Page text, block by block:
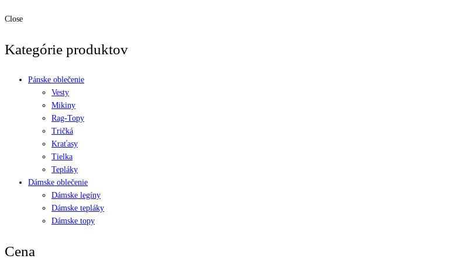
Close
Kategórie produktov
Pánske oblečenie
Vesty
Mikiny
Rag-Topy
Tričká
Kraťasy
Tielka
Tepláky
Dámske oblečenie
Dámske legíny
Dámske tepláky
Dámske topy
Cena